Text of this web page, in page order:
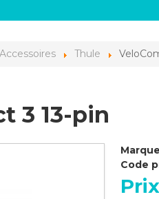
Accessoires Thule
3 13-pin
Code